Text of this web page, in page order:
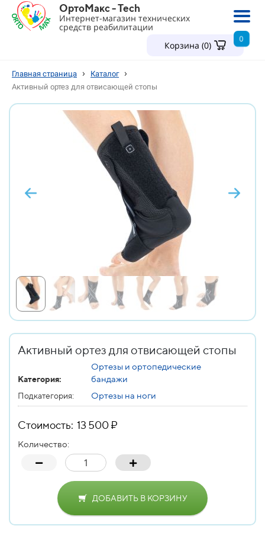
ОртоМакс - Tech
Интернет-магазин технических
средств реабилитации
Корзина (0)
0
Главная страница › Каталог ›
Активный ортез для отвисающей стопы
Активный ортез для отвисающей стопы
Категория:
Ортезы и ортопедические
бандажи
Подкатегория: Ортезы на ноги
Стоимость: 13 500 ₽
Количество:
ДОБАВИТЬ В КОРЗИНУ